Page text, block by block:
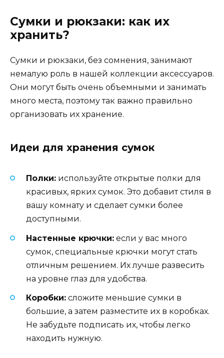
Сумки и рюкзаки: как их
хранить?
Сумки и рюкзаки, без сомнения, занимают
немалую роль в нашей коллекции аксессуаров.
Они могут быть очень объемными и занимать
много места, поэтому так важно правильно
организовать их хранение.
Идеи для хранения сумок
Полки: используйте открытые полки для
красивых, ярких сумок. Это добавит стиля в
вашу комнату и сделает сумки более
доступными.
Настенные крючки: если у вас много
сумок, специальные крючки могут стать
отличным решением. Их лучше развесить
на уровне глаз для удобства.
Коробки: сложите меньшие сумки в
большие, а затем разместите их в коробках.
Не забудьте подписать их, чтобы легко
находить нужную.